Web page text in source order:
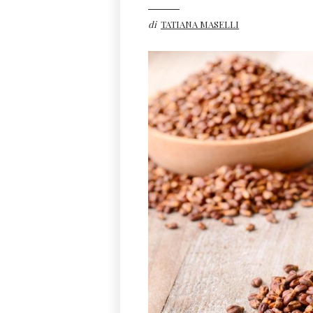
di TATIANA MASELLI